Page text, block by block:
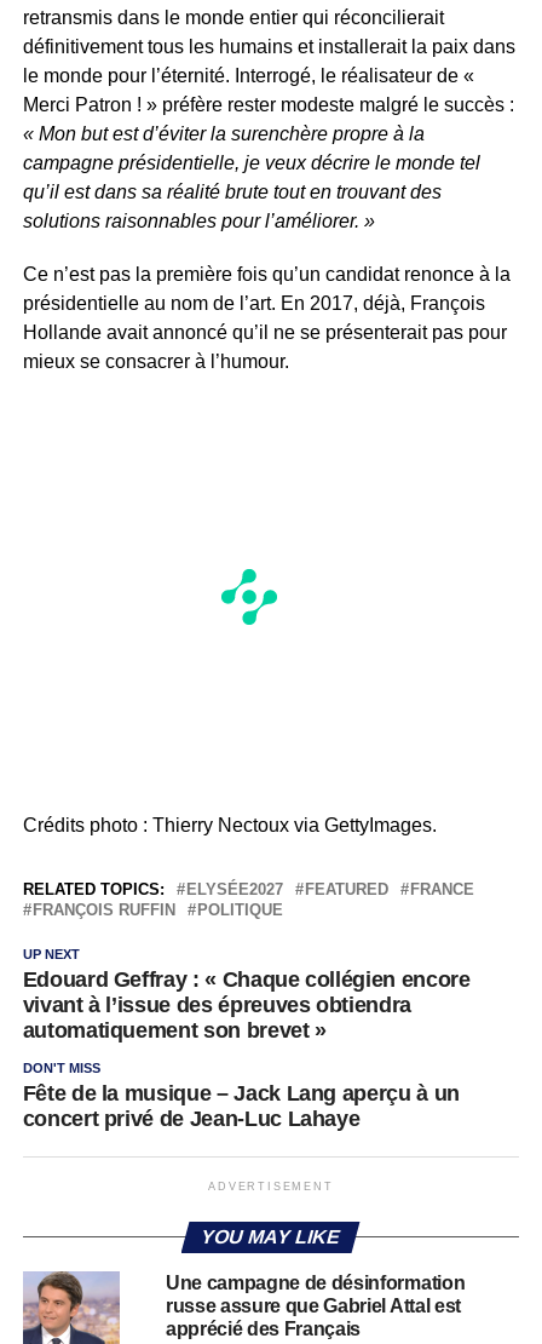
retransmis dans le monde entier qui réconcilierait
définitivement tous les humains et installerait la paix dans
le monde pour l’éternité. Interrogé, le réalisateur de «
Merci Patron ! » préfère rester modeste malgré le succès :
« Mon but est d’éviter la surenchère propre à la
campagne présidentielle, je veux décrire le monde tel
qu’il est dans sa réalité brute tout en trouvant des
solutions raisonnables pour l’améliorer. »
Ce n’est pas la première fois qu’un candidat renonce à la
présidentielle au nom de l’art. En 2017, déjà, François
Hollande avait annoncé qu’il ne se présenterait pas pour
mieux se consacrer à l’humour.
Crédits photo : Thierry Nectoux via GettyImages.
RELATED TOPICS: ELYSÉE2027 FEATURED
FRANCE
FRANÇOIS RUFFIN
POLITIQUE
UP NEXT
Edouard Geffray : « Chaque collégien encore
vivant à l’issue des épreuves obtiendra
automatiquement son brevet »
DON'T MISS
Fête de la musique – Jack Lang aperçu à un
concert privé de Jean-Luc Lahaye
ADVERTISEMENT
YOU MAY LIKE
Une campagne de désinformation
russe assure que Gabriel Attal est
apprécié des Français